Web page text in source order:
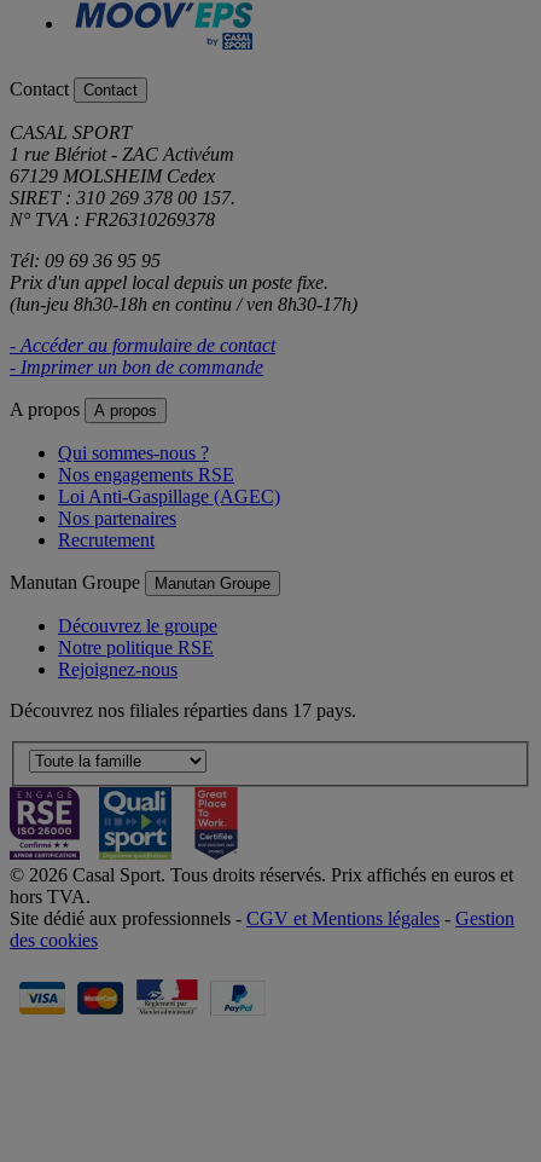
Contact Contact
CASAL SPORT
1 rue Blériot - ZAC Activéum
67129 MOLSHEIM Cedex
SIRET : 310 269 378 00 157.
N° TVA : FR26310269378
Tél: 09 69 36 95 95
Prix d'un appel local depuis un poste fixe.
(lun-jeu 8h30-18h en continu / ven 8h30-17h)
- Accéder au formulaire de contact
- Imprimer un bon de commande
A propos A propos
Qui sommes-nous ?
Nos engagements RSE
Loi Anti-Gaspillage (AGEC)
Nos partenaires
Recrutement
Manutan Groupe Manutan Groupe
Découvrez le groupe
Notre politique RSE
Rejoignez-nous
Découvrez nos filiales réparties dans 17 pays.
© 2026 Casal Sport. Tous droits réservés. Prix affichés en euros et
hors TVA.
Site dédié aux professionnels - CGV et Mentions légales - Gestion
des cookies